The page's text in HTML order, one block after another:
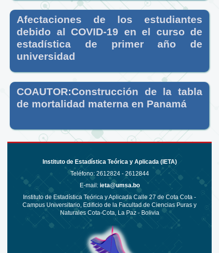
Afectaciones de los estudiantes
debido al COVID-19 en el curso de
estadística de primer año de
universidad
COAUTOR:Construcción de la tabla
de mortalidad materna en Panamá
Instituto de Estadística Teórica y Aplicada (IETA)
Teléfono: 2612824 - 2612844
E-mail: ieta@umsa.bo
Instituto de Estadística Teórica y Aplicada Calle 27 de Cota Cota -
Campus Universitario, Edificio de la Facultad de Ciencias Puras y
Naturales Cota-Cota, La Paz - Bolivia